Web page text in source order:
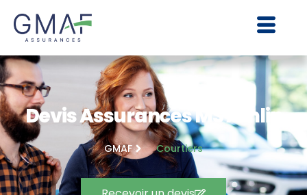
Devis Assurances MS Amlin
GMAF Courtiers